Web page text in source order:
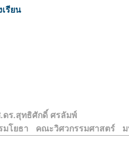
รียน
ดร.สุทธิศักดิ์ ศรลัมพ์
โยธา คณะวิศวกรรมศาสตร์ ม